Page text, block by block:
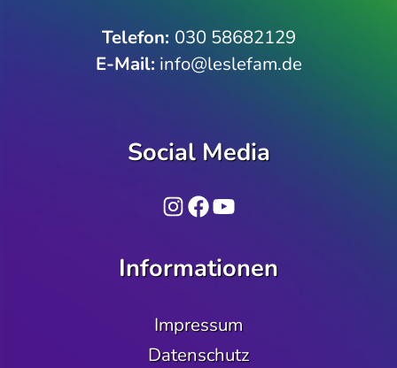
Telefon­: 030 58682129
E-Mail: info@leslefam.de
Social Media
Instagram
Facebook
YouTube
Informationen
Impressum
Datenschutz